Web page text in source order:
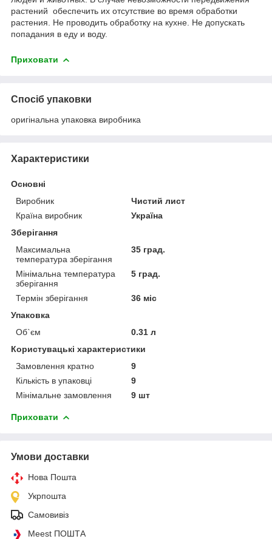
растений обеспечить их отсутствие во время обработки
растения. Не проводить обработку на кухне. Не допускать
попадания в еду и воду.
Приховати
Спосіб упаковки
оригінальна упаковка виробника
Характеристики
Основні
Виробник
Чистий лист
Країна виробник
Україна
Зберігання
Максимальна
температура зберігання
35 град.
Мінімальна температура
зберігання
5 град.
Термін зберігання
36 міс
Упаковка
Об`єм
0.31 л
Користувацькі характеристики
Замовлення кратно
9
Кількість в упаковці
9
Мінімальне замовлення
9 шт
Приховати
Умови доставки
Нова Пошта
Укрпошта
Самовивіз
Meest ПОШТА